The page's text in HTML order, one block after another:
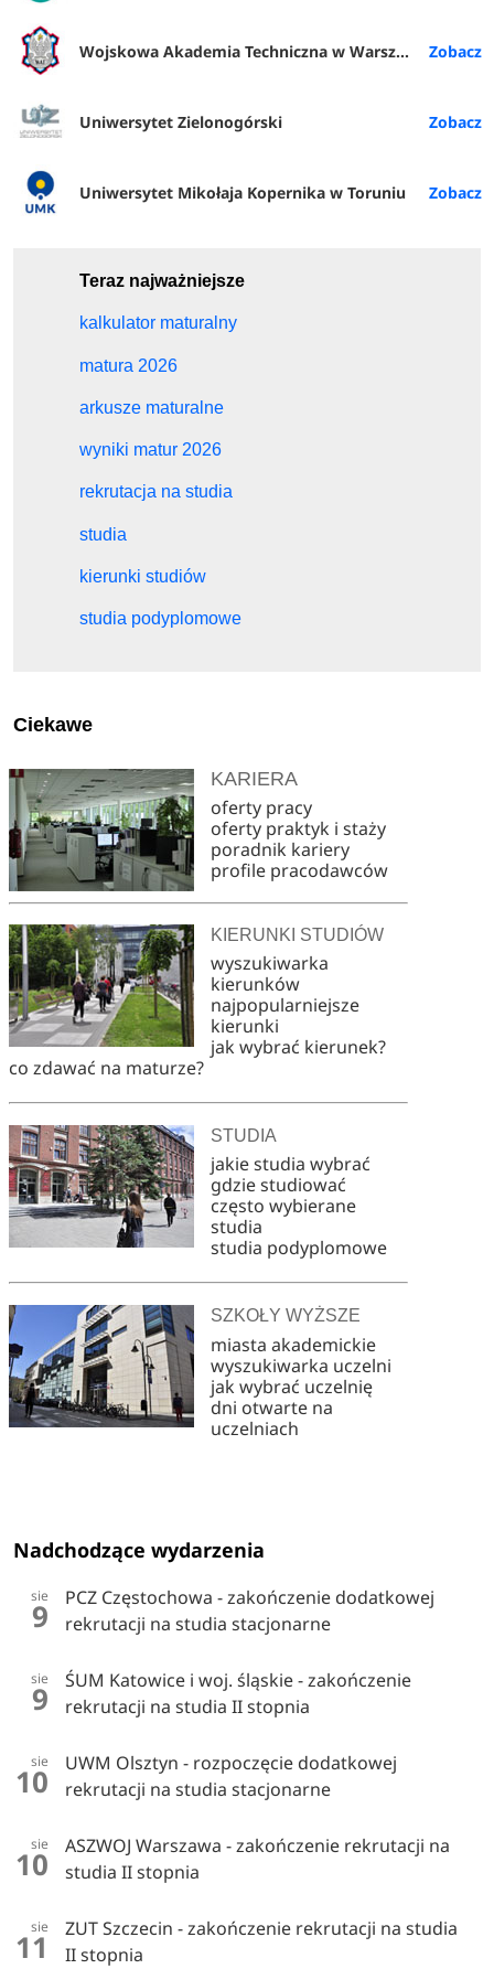
Wojskowa Akademia Techniczna w Warszawie
Uniwersytet Zielonogórski
Uniwersytet Mikołaja Kopernika w Toruniu
Teraz najważniejsze
kalkulator maturalny
matura 2026
arkusze maturalne
wyniki matur 2026
rekrutacja na studia
studia
kierunki studiów
studia podyplomowe
Ciekawe
KARIERA
oferty pracy
oferty praktyk i staży
poradnik kariery
profile pracodawców
KIERUNKI STUDIÓW
wyszukiwarka
kierunków
najpopularniejsze
kierunki
jak wybrać kierunek?
co zdawać na maturze?
STUDIA
jakie studia wybrać
gdzie studiować
często wybierane
studia
studia podyplomowe
SZKOŁY WYŻSZE
miasta akademickie
wyszukiwarka uczelni
jak wybrać uczelnię
dni otwarte na
uczelniach
Nadchodzące wydarzenia
sie
9
PCZ Częstochowa - zakończenie dodatkowej
rekrutacji na studia stacjonarne
sie
9
ŚUM Katowice i woj. śląskie - zakończenie
rekrutacji na studia II stopnia
sie
10
UWM Olsztyn - rozpoczęcie dodatkowej
rekrutacji na studia stacjonarne
sie
10
ASZWOJ Warszawa - zakończenie rekrutacji na
studia II stopnia
sie
11
ZUT Szczecin - zakończenie rekrutacji na studia
II stopnia